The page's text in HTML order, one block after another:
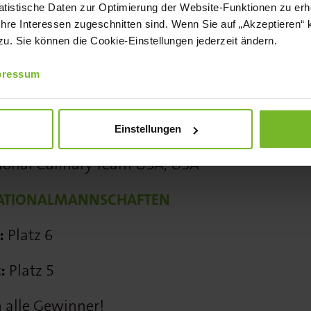
Daten zur Optimierung der Website-Funktionen zu
Interessen zugeschnitten sind. Wenn Sie auf
Sie können die Cookie-Einstellungen jederzeit ändern.
Einstellungen
de Cuisine Lucerne
Culinary Team, Schweden
Culinary Team USA, USA
Platz 6
Platz 5
alle Gewinner!